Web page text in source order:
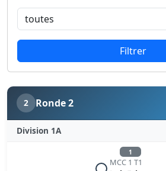
Filtrer
2 Ronde 2
Division 1A
1
MCC 1 T1